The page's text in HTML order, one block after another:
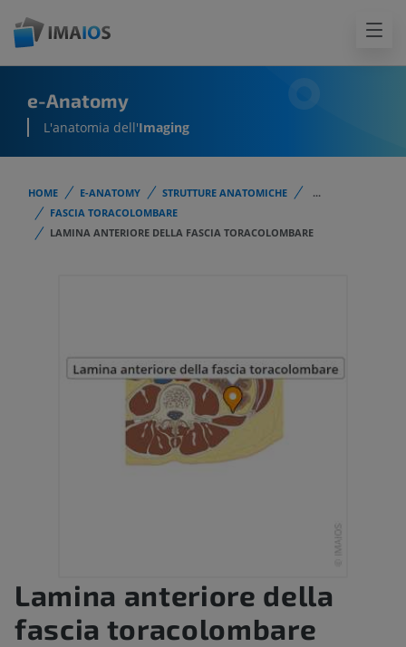
e-Anatomy
L'anatomia dell'Imaging
HOME E-ANATOMY STRUTTURE ANATOMICHE
...
FASCIA TORACOLOMBARE
LAMINA ANTERIORE DELLA FASCIA TORACOLOMBARE
Lamina anteriore della
fascia toracolombare